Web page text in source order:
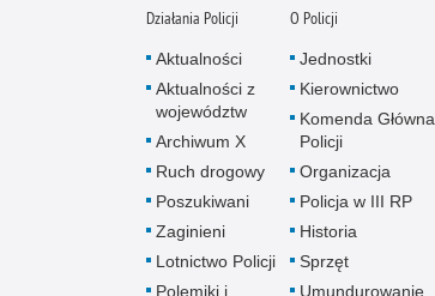
Działania Policji
Aktualności
Aktualności z
województw
Archiwum X
Ruch drogowy
Poszukiwani
Zaginieni
Lotnictwo Policji
Polemiki i
O Policji
Jednostki
Kierownictwo
Komenda Główna
Policji
Organizacja
Policja w III RP
Historia
Sprzęt
Umundurowanie